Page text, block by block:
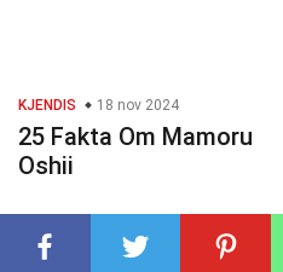
KJENDIS 18 nov 2024
25 Fakta Om Mamoru
Oshii